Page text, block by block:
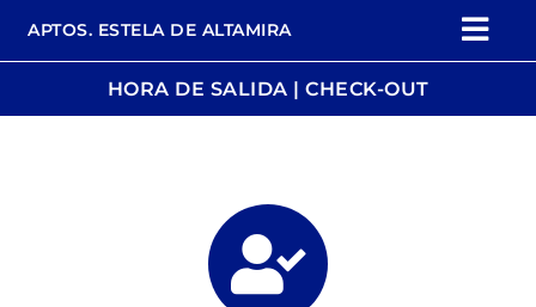
APTOS. ESTELA DE ALTAMIRA
HORA DE SALIDA | CHECK-OUT